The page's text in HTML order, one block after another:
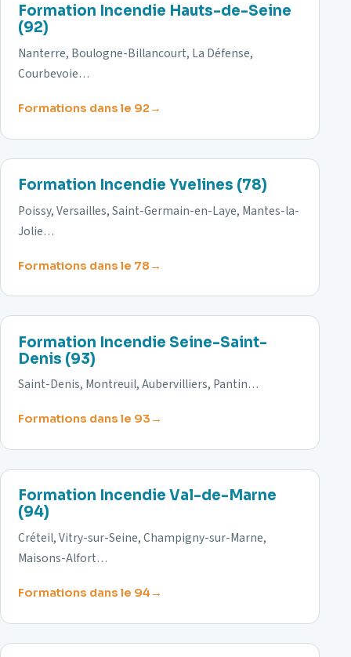
92
Formation Incendie Hauts-de-Seine
(92)
Nanterre, Boulogne-Billancourt, La Défense,
Courbevoie…
Formations dans le 92
78
Formation Incendie Yvelines (78)
Poissy, Versailles, Saint-Germain-en-Laye, Mantes-la-
Jolie…
Formations dans le 78
93
Formation Incendie Seine-Saint-
Denis (93)
Saint-Denis, Montreuil, Aubervilliers, Pantin…
Formations dans le 93
94
Formation Incendie Val-de-Marne
(94)
Créteil, Vitry-sur-Seine, Champigny-sur-Marne,
Maisons-Alfort…
Formations dans le 94